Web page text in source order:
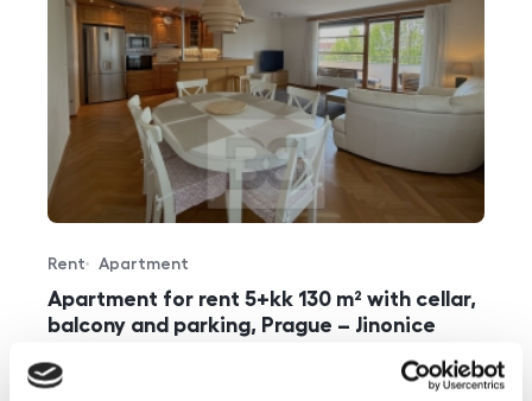
Apartment for rent 5+kk 130 m² with cellar,
balcony and parking, Prague – Jinonice
Offer type
Rent
Property type
Apartment
rozměry
disposition
5+kk